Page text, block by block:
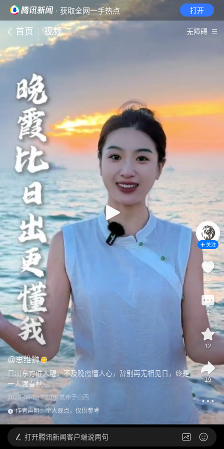
· 获取全网一手热点 打开
首页 视频 无障碍
@思维狮
日出东方催人醒，不及晚霞懂人心，辞别再无相见日，终是
一人渡春秋
2026-04-25 22:10 发布于山西
作者声明：个人观点，仅供参考
关注
25
4
12
19
打开腾讯新闻客户端说两句